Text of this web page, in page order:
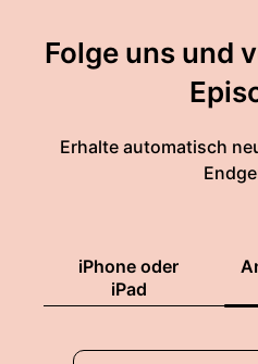
Folge uns und
Erhalte automatisch
iPhone oder
iPad